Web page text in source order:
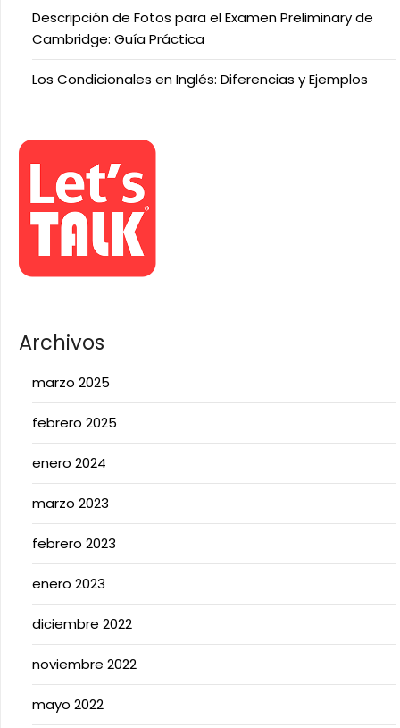
Descripción de Fotos para el Examen Preliminary de
Cambridge: Guía Práctica
Los Condicionales en Inglés: Diferencias y Ejemplos
Archivos
marzo 2025
febrero 2025
enero 2024
marzo 2023
febrero 2023
enero 2023
diciembre 2022
noviembre 2022
mayo 2022